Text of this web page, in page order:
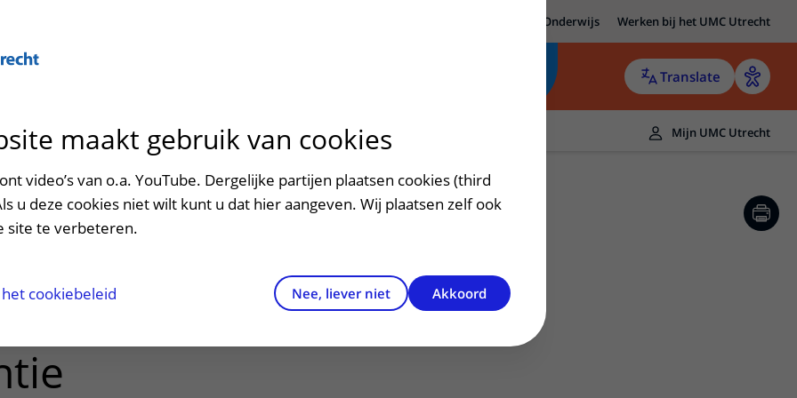
Onderwijs Werken bij het UMC Utrecht
Translate
patiëntportaal
het ziekenhuis
en voorzieningen
en veiligheid
Contact en route
Contactgegevens
Verwijzers
Teleconsult aanvragen
Zorgverlenersportaal
Mijn UMC Utrecht
van uw
maakt gebruik van cookies
video’s van o.a. YouTube. Dergelijke partijen plaatsen cookies (third
u deze cookies niet wilt kunt u dat hier aangeven. Wij plaatsen zelf ook
site te verbeteren.
cookiebeleid Nee, liever niet Akkoord